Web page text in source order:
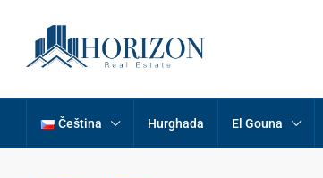
Čeština Hurghada El Gouna